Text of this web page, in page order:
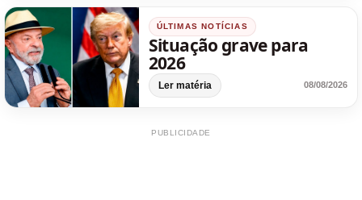
ÚLTIMAS NOTÍCIAS
Situação grave para
2026
Ler matéria 08/08/2026
PUBLICIDADE